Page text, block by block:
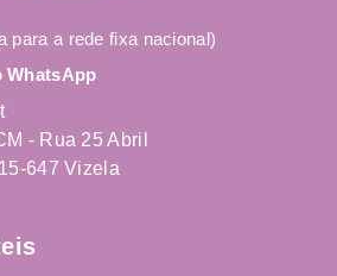
para a rede fixa nacional)
WhatsApp
- Rua 25 Abril
647 Vizela